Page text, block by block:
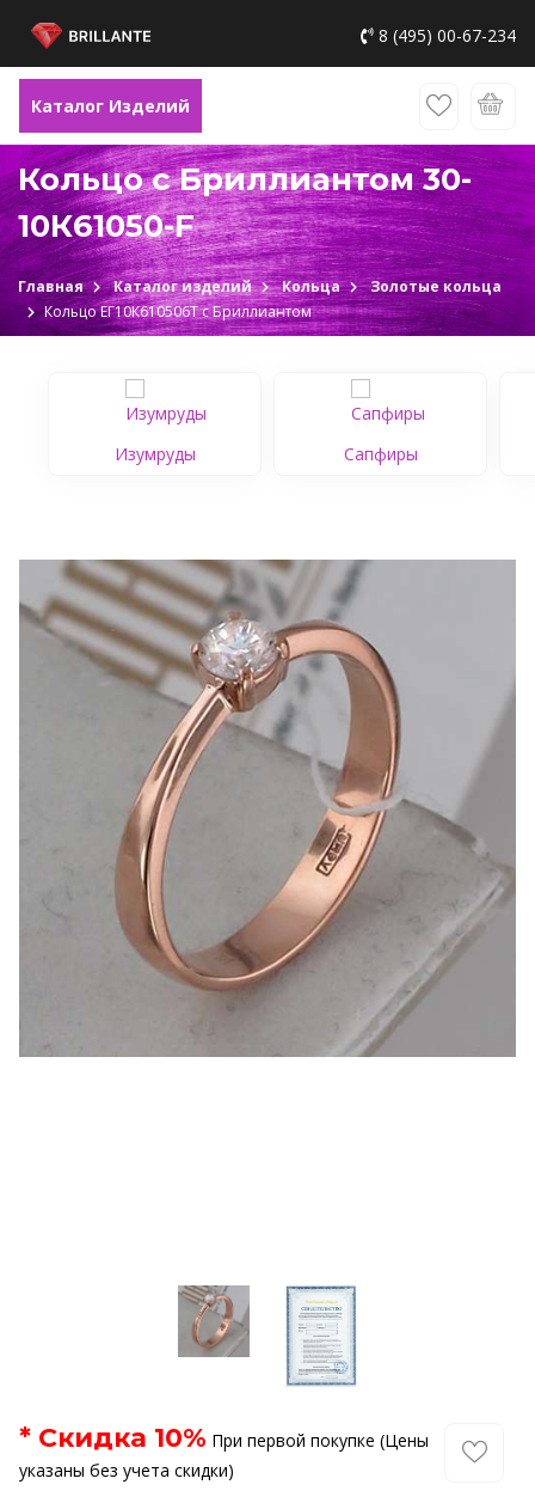
8 (495) 00-67-234
Каталог Изделий
Кольцо с Бриллиантом 30-
10К61050-F
Главная Каталог изделий Кольца
Золотые кольца
Кольцо ЕГ10К610506Т c Бриллиантом
Изумруды Сапфиры
* Скидка 10% При первой покупке (Цены
указаны без учета скидки)